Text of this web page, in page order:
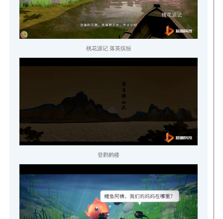
桃花源记 落英缤纷
登鹳鹤楼